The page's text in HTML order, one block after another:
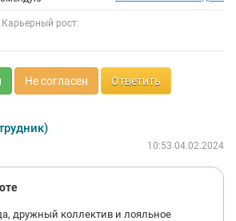
Карьерный рост:
Не согласен Ответить
10:53 04.02.2024
дружный коллектив и лояльное